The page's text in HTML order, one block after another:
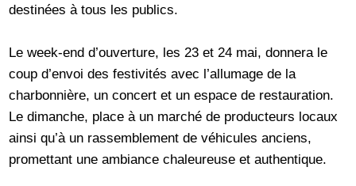
destinées à tous les publics.
Le week-end d’ouverture, les 23 et 24 mai, donnera le
coup d’envoi des festivités avec l’allumage de la
charbonnière, un concert et un espace de restauration.
Le dimanche, place à un marché de producteurs locaux
ainsi qu’à un rassemblement de véhicules anciens,
promettant une ambiance chaleureuse et authentique.